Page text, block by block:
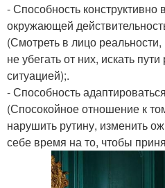
- Способность конструктивно
окружающей
(Смотреть в лицо
не убегать от них, искать
ситуацией);.
- Способность
(Спосокойное отношение к
нарушить рутину, изменить
себе время на то, чтобы